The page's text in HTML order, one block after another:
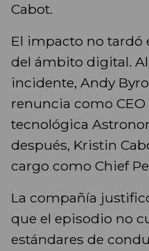
Cabot.
El impacto no tardó
del ámbito digital.
incidente, Andy
renuncia como
tecnológica
después, Kristin
cargo como Chief
La compañía
que el episodio no
estándares de